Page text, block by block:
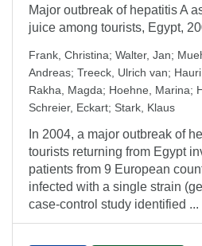
Major outbreak of hepatitis A
juice among tourists, Egypt,
Frank, Christina; Walter, Jan;
Andreas; Treeck, Ulrich van;
Rakha, Magda; Hoehne, Marina;
Schreier, Eckart; Stark, Klaus
In 2004, a major outbreak of
tourists returning from Egypt
patients from 9 European
infected with a single strain
case-control study identified ...